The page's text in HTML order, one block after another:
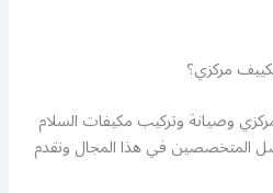
مركزي؟
وصيانة وتركيب مكيفات السلام
المتخصصين في هذا المجال ونقدم